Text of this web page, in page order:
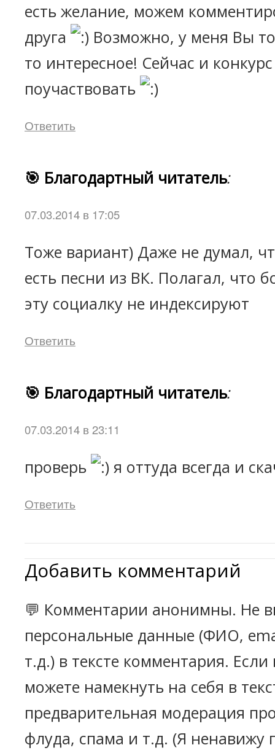
есть желание, можем
друга
Возможно, у меня Вы
то интересное! Сейчас и
поучаствовать
Ответить
🎯 Благодартный читатель:
07.03.2014 в 17:05
Тоже вариант) Даже не думал,
есть песни из ВК. Полагал, что
эту социалку не индексируют
Ответить
🎯 Благодартный читатель:
07.03.2014 в 23:11
проверь я оттуда всегда и
Ответить
Добавить комментарий
💬 Комментарии анонимны. Не
персональные данные (ФИО,
т.д.) в тексте комментария.
можете намекнуть на себя в
предварительная модерация
флуда, спама и т.д. (Я ненавижу